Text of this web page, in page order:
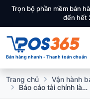
Trọn bộ phần mềm bán
đến hết
Bán hàng nhanh - Thanh toán chuẩn
Trang chủ Vận hành
Báo cáo tài chính là gì? Cách đọc báo cáo tài chính chuẩn nhất